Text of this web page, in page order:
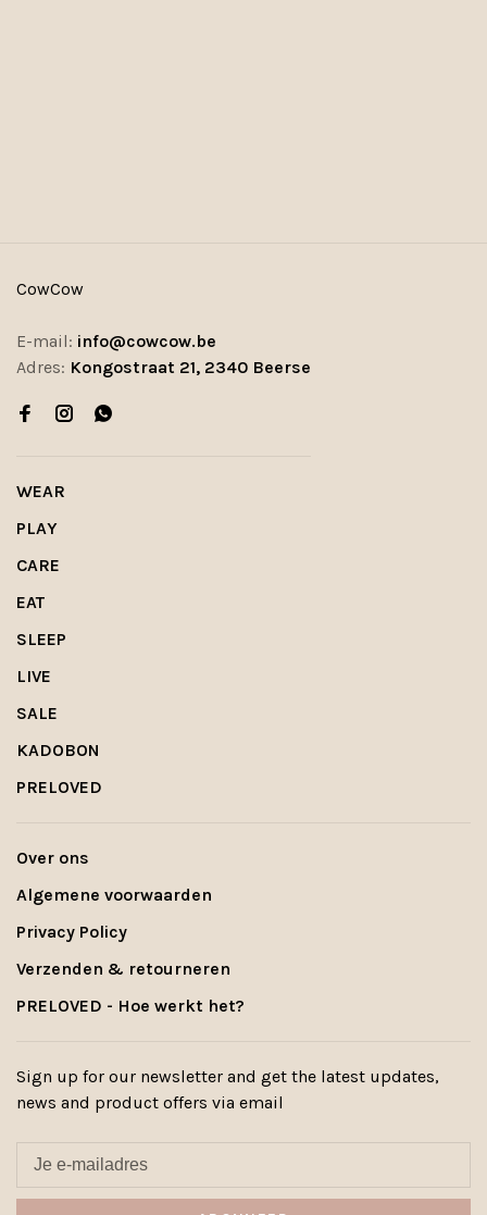
CowCow
E-mail: info@cowcow.be
Adres: Kongostraat 21, 2340 Beerse
WEAR
PLAY
CARE
EAT
SLEEP
LIVE
SALE
KADOBON
PRELOVED
Over ons
Algemene voorwaarden
Privacy Policy
Verzenden & retourneren
PRELOVED - Hoe werkt het?
Sign up for our newsletter and get the latest updates,
news and product offers via email